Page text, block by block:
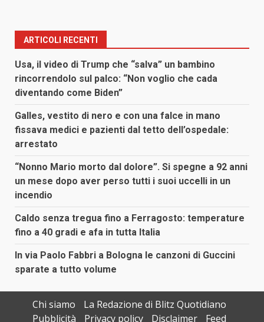
ARTICOLI RECENTI
Usa, il video di Trump che “salva” un bambino
rincorrendolo sul palco: “Non voglio che cada
diventando come Biden”
Galles, vestito di nero e con una falce in mano
fissava medici e pazienti dal tetto dell’ospedale:
arrestato
“Nonno Mario morto dal dolore”. Si spegne a 92 anni
un mese dopo aver perso tutti i suoi uccelli in un
incendio
Caldo senza tregua fino a Ferragosto: temperature
fino a 40 gradi e afa in tutta Italia
In via Paolo Fabbri a Bologna le canzoni di Guccini
sparate a tutto volume
Chi siamo
La Redazione di Blitz Quotidiano
Pubblicità
Privacy policy Disclaimer Feed